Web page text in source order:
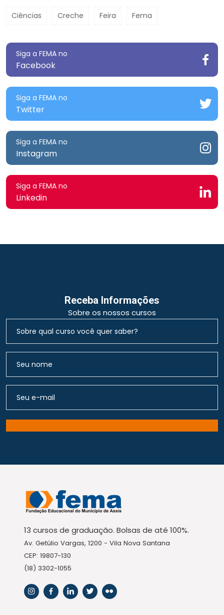
Ciências Creche Feira Fema
Siga a FEMA no
Facebook
Siga a FEMA no
Twitter
Siga a FEMA no
Instagram
Siga a FEMA no
Linkedin
Receba Informações
Sobre os nossos cursos
13 cursos de graduação. Bolsas de até 100%.
Av. Getúlio Vargas, 1200 - Vila Nova Santana
CEP: 19807-130
(18) 3302-1055